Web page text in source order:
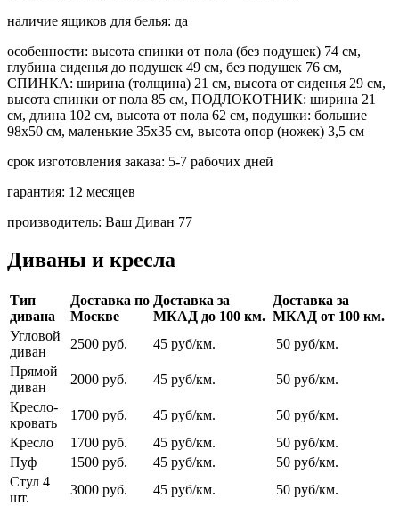
наличие ящиков для белья: да
особенности: высота спинки от пола (без подушек) 74 см,
глубина сиденья до подушек 49 см, без подушек 76 см,
СПИНКА: ширина (толщина) 21 см, высота от сиденья 29 см,
высота спинки от пола 85 см, ПОДЛОКОТНИК: ширина 21
см, длина 102 см, высота от пола 62 см, подушки: большие
98х50 см, маленькие 35х35 см, высота опор (ножек) 3,5 см
срок изготовления заказа: 5-7 рабочих дней
гарантия: 12 месяцев
производитель: Ваш Диван 77
Диваны и кресла
Тип
дивана
Доставка по
Москве
Доставка за
МКАД до 100 км.
Доставка за
МКАД от 100 км.
Угловой
диван
2500 руб. 45 руб/км.
50 руб/км.
Прямой
диван
2000 руб. 45 руб/км.
50 руб/км.
Кресло-
кровать
1700 руб. 45 руб/км.
50 руб/км.
Кресло
1700 руб. 45 руб/км.
50 руб/км.
Пуф
1500 руб. 45 руб/км.
50 руб/км.
Стул 4
шт.
3000 руб. 45 руб/км.
50 руб/км.